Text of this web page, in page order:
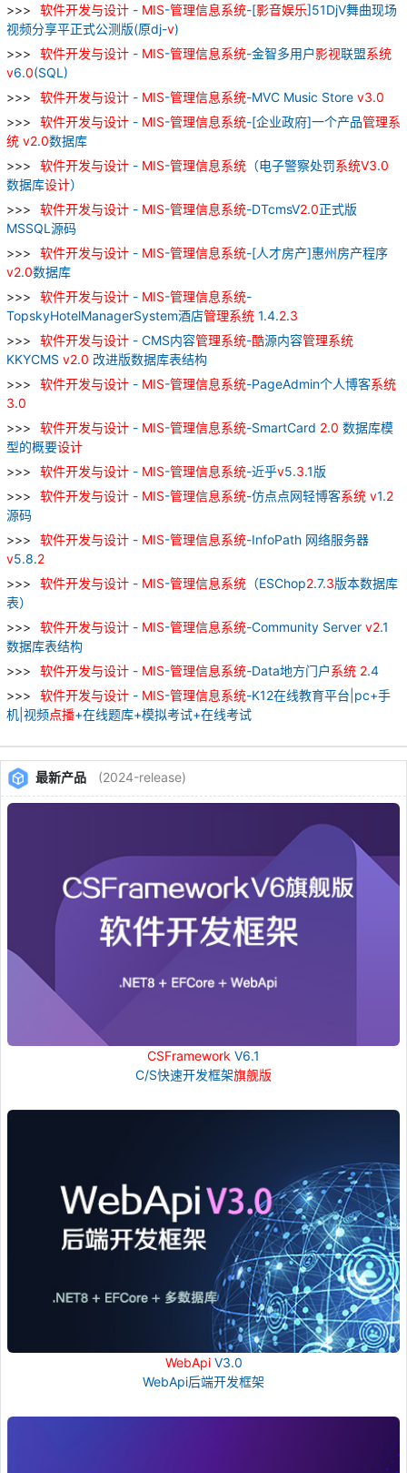
软件开发与设计 - MIS-管理信息系统-[影音娱乐]51DjV舞曲现场
视频分享平正式公测版(原dj-v)
软件开发与设计 - MIS-管理信息系统-金智多用户影视联盟系统
v6.0(SQL)
软件开发与设计 - MIS-管理信息系统-MVC Music Store v3.0
软件开发与设计 - MIS-管理信息系统-[企业政府]一个产品管理系
统 v2.0数据库
软件开发与设计 - MIS-管理信息系统 （电子警察处罚系统V3.0
数据库设计）
软件开发与设计 - MIS-管理信息系统-DTcmsV2.0正式版
MSSQL源码
软件开发与设计 - MIS-管理信息系统-[人才房产]惠州房产程序
v2.0数据库
软件开发与设计 - MIS-管理信息系统-
TopskyHotelManagerSystem酒店管理系统 1.4.2.3
软件开发与设计 - CMS内容管理系统-酷源内容管理系统
KKYCMS v2.0 改进版数据库表结构
软件开发与设计 - MIS-管理信息系统-PageAdmin个人博客系统
3.0
软件开发与设计 - MIS-管理信息系统-SmartCard 2.0 数据库模
型的概要设计
软件开发与设计 - MIS-管理信息系统-近乎v5.3.1版
软件开发与设计 - MIS-管理信息系统-仿点点网轻博客系统 v1.2
源码
软件开发与设计 - MIS-管理信息系统-InfoPath 网络服务器
v5.8.2
软件开发与设计 - MIS-管理信息系统 （ESChop2.7.3版本数据库
表）
软件开发与设计 - MIS-管理信息系统-Community Server v2.1
数据库表结构
软件开发与设计 - MIS-管理信息系统-Data地方门户系统 2.4
软件开发与设计 - MIS-管理信息系统-K12在线教育平台|pc+手
机|视频点播+在线题库+模拟考试+在线考试
最新产品 (2024-release)
CSFramework V6.1
C/S快速开发框架旗舰版
WebApiV3.0
WebApi后端开发框架